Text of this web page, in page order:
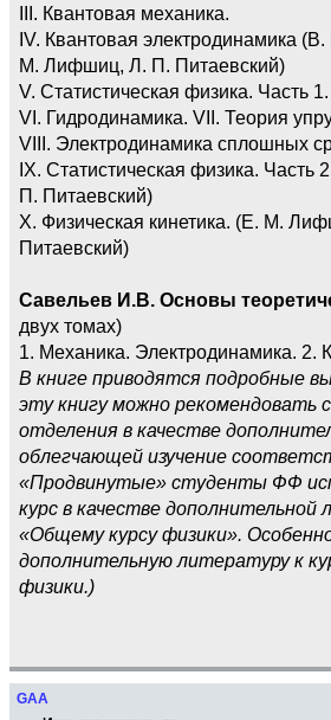
III. Квантовая механика.
IV. Квантовая электродинамика
М. Лифшиц, Л. П. Питаевский)
V. Статистическая физика. Часть 1.
VI. Гидродинамика. VII. Теория
VIII. Электродинамика сплошных
IX. Статистическая физика.
П. Питаевский)
X. Физическая кинетика. (Е. М.
Питаевский)
Савельев И.В. Основы
двух томах)
1. Механика. Электродинамика. 2.
В книге приводятся подробные
эту книгу можно рекомендовать
отделения в качестве
облегчающей изучение
«Продвинутые» студенты ФФ
курс в качестве
«Общему курсу физики».
дополнительную литературу к
физики.)
GAA